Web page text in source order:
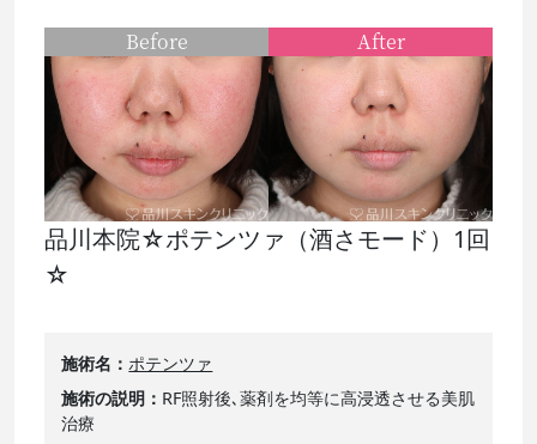
品川本院☆ポテンツァ（酒さモード）1回
☆
施術名
ポテンツァ
施術の説明
RF照射後､薬剤を均等に高浸透させる美肌
治療
Before After